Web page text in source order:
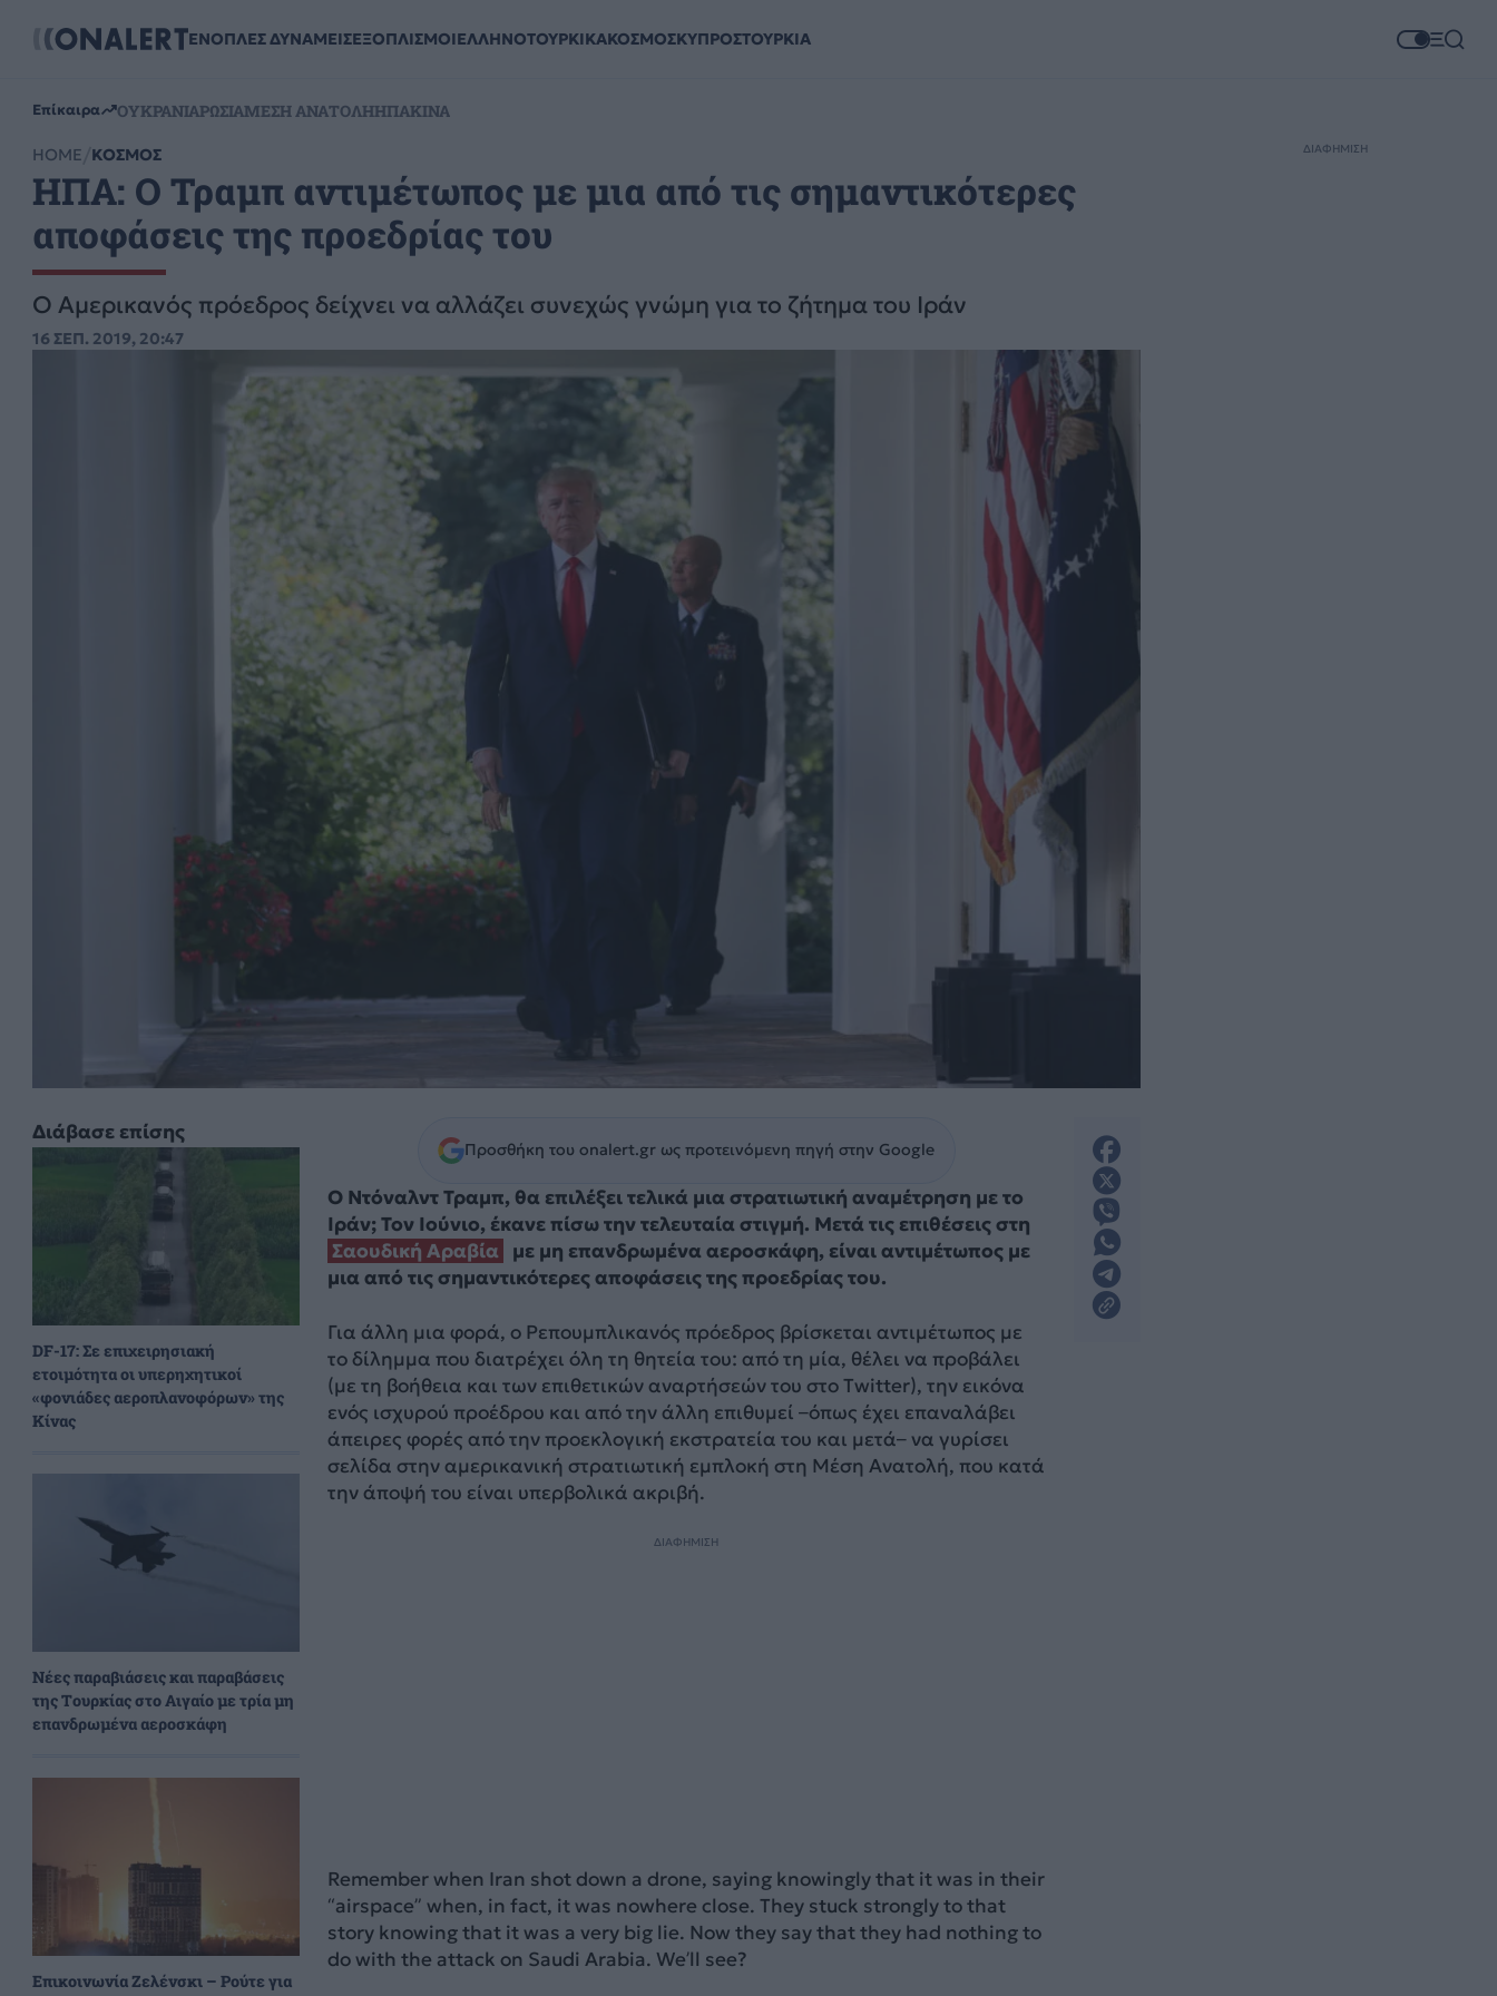
ΕΝΟΠΛΕΣ ΔΥΝΑΜΕΙΣΕΞΟΠΛΙΣΜΟΙΕΛΛΗΝΟΤΟΥΡΚΙΚΑΚΟΣΜΟΣΚΥΠΡΟΣΤΟΥΡΚΙΑ
Επίκαιρα ΟΥΚΡΑΝΙΑΡΩΣΙΑΜΕΣΗ ΑΝΑΤΟΛΗΗΠΑΚΙΝΑ
HOME ΚΟΣΜΟΣ
ΗΠΑ: Ο Τραμπ αντιμέτωπος με μια από τις σημαντικότερες
αποφάσεις της προεδρίας του
Ο Αμερικανός πρόεδρος δείχνει να αλλάζει συνεχώς γνώμη για το ζήτημα του Ιράν
16 ΣΕΠ. 2019, 20:47
Διάβασε επίσης
DF-17: Σε επιχειρησιακή
ετοιμότητα οι υπερηχητικοί
«φονιάδες αεροπλανοφόρων» της
Κίνας
Νέες παραβιάσεις και παραβάσεις
της Τουρκίας στο Αιγαίο με τρία μη
επανδρωμένα αεροσκάφη
Επικοινωνία Ζελένσκι – Ρούτε για
Προσθήκη του onalert.gr ως προτεινόμενη πηγή στην Google
Ο Ντόναλντ Τραμπ, θα επιλέξει τελικά μια στρατιωτική αναμέτρηση με το
Ιράν; Τον Ιούνιο, έκανε πίσω την τελευταία στιγμή. Μετά τις επιθέσεις στη
Σαουδική Αραβία
με μη επανδρωμένα αεροσκάφη, είναι αντιμέτωπος με
μια από τις σημαντικότερες αποφάσεις της προεδρίας του.
Για άλλη μια φορά, ο Ρεπουμπλικανός πρόεδρος βρίσκεται αντιμέτωπος με
το δίλημμα που διατρέχει όλη τη θητεία του: από τη μία, θέλει να προβάλει
(με τη βοήθεια και των επιθετικών αναρτήσεών του στο Twitter), την εικόνα
ενός ισχυρού προέδρου και από την άλλη επιθυμεί –όπως έχει επαναλάβει
άπειρες φορές από την προεκλογική εκστρατεία του και μετά– να γυρίσει
σελίδα στην αμερικανική στρατιωτική εμπλοκή στη Μέση Ανατολή, που κατά
την άποψή του είναι υπερβολικά ακριβή.
ΔΙΑΦΗΜΙΣΗ
Remember when Iran shot down a drone, saying knowingly that it was in their
“airspace” when, in fact, it was nowhere close. They stuck strongly to that
story knowing that it was a very big lie. Now they say that they had nothing to
do with the attack on Saudi Arabia. We’ll see?
ΔΙΑΦΗΜΙΣΗ